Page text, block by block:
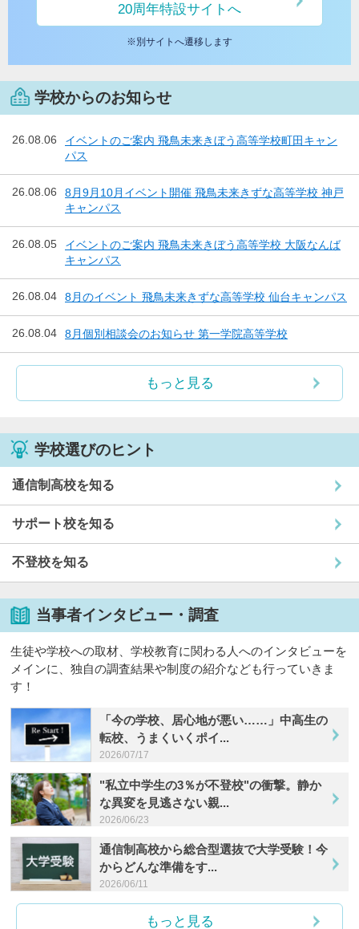
20周年特設サイトへ
※別サイトへ遷移します
学校からのお知らせ
26.08.06
イベントのご案内 飛鳥未来きぼう高等学校町田キャン
パス
26.08.06
8月9月10月イベント開催 飛鳥未来きずな高等学校 神戸
キャンパス
26.08.05
イベントのご案内 飛鳥未来きぼう高等学校 大阪なんば
キャンパス
26.08.04 8月のイベント 飛鳥未来きずな高等学校 仙台キャンパス
26.08.04 8月個別相談会のお知らせ 第一学院高等学校
もっと見る
学校選びのヒント
通信制高校を知る
サポート校を知る
不登校を知る
当事者インタビュー・調査
生徒や学校への取材、学校教育に関わる人へのインタビューを
メインに、独自の調査結果や制度の紹介なども行っていきま
す！
「今の学校、居心地が悪い……」中高生の
転校、うまくいくポイ...
2026/07/17
"私立中学生の3％が不登校"の衝撃。静か
な異変を見逃さない親...
2026/06/23
通信制高校から総合型選抜で大学受験！今
からどんな準備をす...
2026/06/11
もっと見る